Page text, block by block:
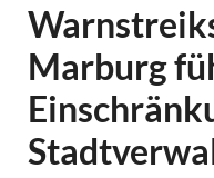
Marburg